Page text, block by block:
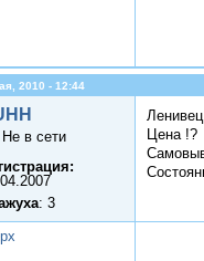
2010 - 12:44
Не в сети
: 3
Цена !?